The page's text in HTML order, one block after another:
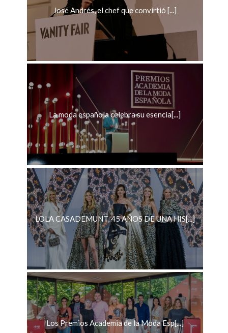
José Andrés, el chef que convirtió [...]
La moda española celebra su esencia[...]
LOLA CASADEMUNT, 45 AÑOS DE UNA HIS[...]
Los Premios Academia de la Moda Esp[...]